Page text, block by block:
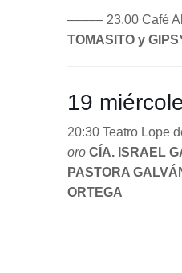
TOMASITO y
19
oro CÍA. ISRAEL
PASTORA
ORTEGA